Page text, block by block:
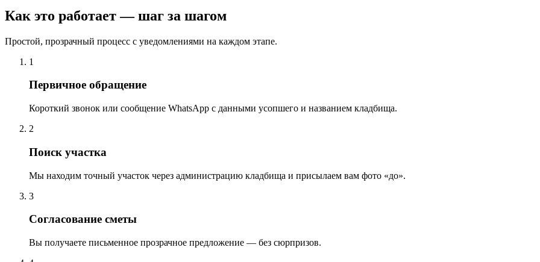
Как это работает — шаг за шагом
Простой, прозрачный процесс с уведомлениями на каждом этапе.
1
Первичное обращение
Короткий звонок или сообщение WhatsApp с данными усопшего и названием кладбища.
2
Поиск участка
Мы находим точный участок через администрацию кладбища и присылаем вам фото «до».
3
Согласование сметы
Вы получаете письменное прозрачное предложение — без сюрпризов.